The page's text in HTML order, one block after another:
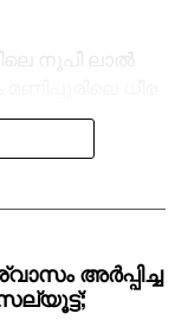
നൂപി ലാൽ
തുടരുന്ന
കലാപത്തിൽ
60000ലധികം
എൻ. ബിരേൻ
അര്‍പ്പിച്ച